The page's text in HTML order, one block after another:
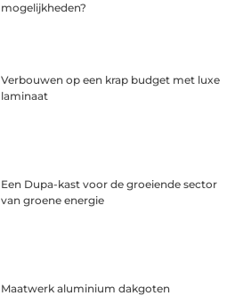
mogelijkheden?
Verbouwen op een krap budget met luxe
laminaat
Een Dupa-kast voor de groeiende sector
van groene energie
Maatwerk aluminium dakgoten